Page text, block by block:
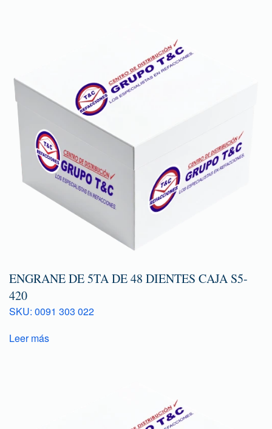
ENGRANE DE 5TA DE 48 DIENTES CAJA S5-
420
SKU: 0091 303 022
Leer más